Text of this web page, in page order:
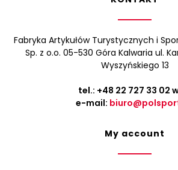
Fabryka Artykułów Turystycznych i
Sp. z o.o. 05-530 Góra Kalwaria ul.
Wyszyńskiego 13
tel.: +48 22 727 33 02
e-mail:
My account